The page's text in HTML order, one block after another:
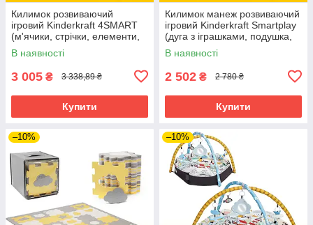
Килимок розвиваючий
ігровий Kinderkraft 4SMART
(м'ячики, стрічки, елементи,
що шелестіть, картки,
дзеркало)
В наявності
3 005 ₴ 3 338,89 ₴
Купити
Килимок манеж розвиваючий
ігровий Kinderkraft Smartplay
(дуга з іграшками, подушка,
м'ячики)
В наявності
2 502 ₴ 2 780 ₴
Купити
–10% –10%